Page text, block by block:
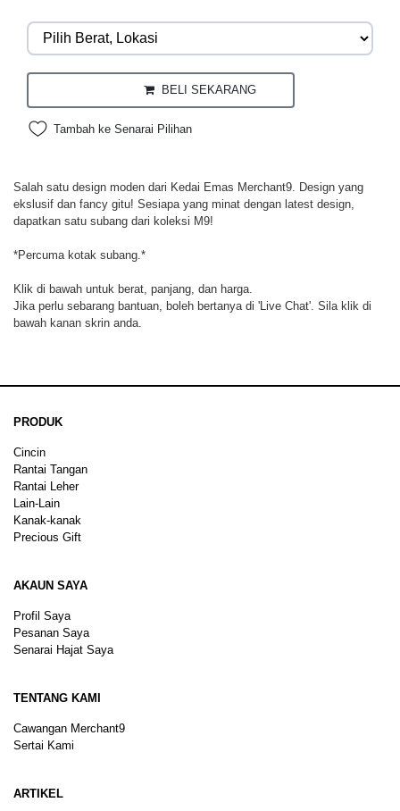
BELI SEKARANG
Tambah ke Senarai Pilihan
Salah satu design moden dari Kedai Emas Merchant9. Design yang
ekslusif dan fancy gitu! Sesiapa yang minat dengan latest design,
dapatkan satu subang dari koleksi M9!
*Percuma kotak subang.*
Klik di bawah untuk berat, panjang, dan harga.
Jika perlu sebarang bantuan, boleh bertanya di 'Live Chat'. Sila klik di
bawah kanan skrin anda.
PRODUK
Cincin
Rantai Tangan
Rantai Leher
Lain-Lain
Kanak-kanak
Precious Gift
AKAUN SAYA
Profil Saya
Pesanan Saya
Senarai Hajat Saya
TENTANG KAMI
Cawangan Merchant9
Sertai Kami
ARTIKEL